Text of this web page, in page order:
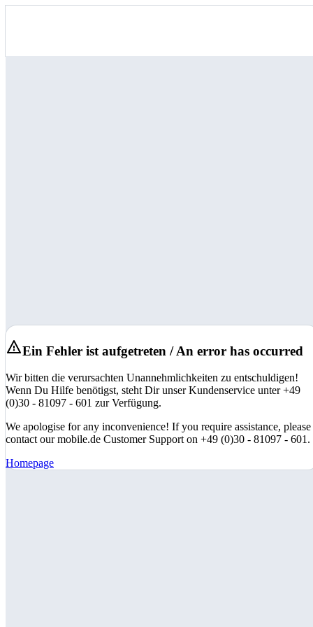
Ein Fehler ist aufgetreten / An error has occurred
Wir bitten die verursachten Unannehmlichkeiten zu entschuldigen!
Wenn Du Hilfe benötigst, steht Dir unser Kundenservice unter +49
(0)30 - 81097 - 601 zur Verfügung.
We apologise for any inconvenience! If you require assistance, please
contact our mobile.de Customer Support on +49 (0)30 - 81097 - 601.
Homepage